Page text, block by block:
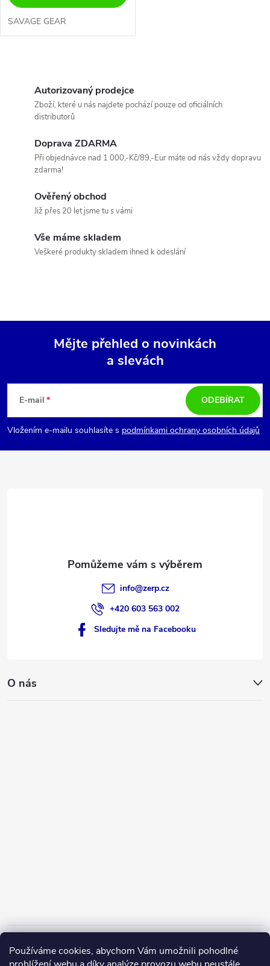
Používáme cookies, abychom Vám umožnili pohodlné
SAVAGE GEAR
v
p
i
Autorizovaný prodejce
Zboží, které u nás najdete pochází pouze od oficiálních
distributorů
Doprava ZDARMA
Při objednávce nad 1 000,-Kč/89,-Eur máte od nás vždy dopravu
zdarma!
Ověřený obchod
Již přes 20 let jsme tu s vámi
Vše máme skladem
Veškeré produkty skladem ihned k odeslání
p
Mějte přehled o novinkách
a slevách
E-mail
Vložením e-mailu souhlasíte s podmínkami ochrany osobních údajů
ODEBÍRAT
info@zerp.cz
+420 603 563 002
Sledujte mě na Facebooku
O nás